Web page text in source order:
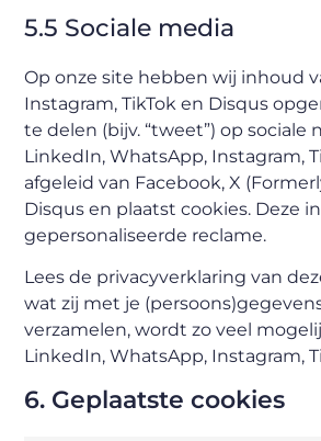
5.5 Sociale media
Op onze site hebben wij inhoud
Instagram, TikTok en Disqus
te delen (bijv. “tweet”) op sociale
LinkedIn, WhatsApp, Instagram,
afgeleid van Facebook, X
Disqus en plaatst cookies. Deze
gepersonaliseerde reclame.
Lees de privacyverklaring van
wat zij met je
verzamelen, wordt zo veel
LinkedIn, WhatsApp, Instagram,
6. Geplaatste cookies